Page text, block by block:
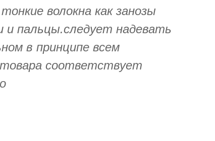
волокна как занозы
и пальцы.следует надевать
в принципе всем
соответствует